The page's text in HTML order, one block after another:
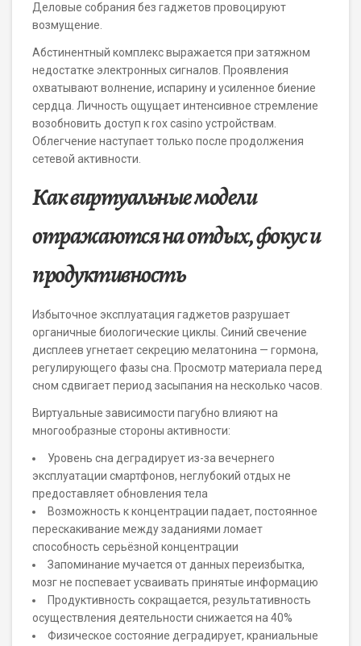
Деловые собрания без гаджетов провоцируют
возмущение.
Абстинентный комплекс выражается при затяжном
недостатке электронных сигналов. Проявления
охватывают волнение, испарину и усиленное биение
сердца. Личность ощущает интенсивное стремление
возобновить доступ к rox casino устройствам.
Облегчение наступает только после продолжения
сетевой активности.
Как виртуальные модели
отражаются на отдых, фокус и
продуктивность
Избыточное эксплуатация гаджетов разрушает
органичные биологические циклы. Синий свечение
дисплеев угнетает секрецию мелатонина — гормона,
регулирующего фазы сна. Просмотр материала перед
сном сдвигает период засыпания на несколько часов.
Виртуальные зависимости пагубно влияют на
многообразные стороны активности:
Уровень сна деградирует из-за вечернего
эксплуатации смартфонов, неглубокий отдых не
предоставляет обновления тела
Возможность к концентрации падает, постоянное
перескакивание между заданиями ломает
способность серьёзной концентрации
Запоминание мучается от данных переизбытка,
мозг не поспевает усваивать принятые информацию
Продуктивность сокращается, результативность
осуществления деятельности снижается на 40%
Физическое состояние деградирует, краниальные